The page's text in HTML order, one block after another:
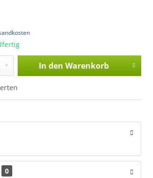
In den Warenkorb
0